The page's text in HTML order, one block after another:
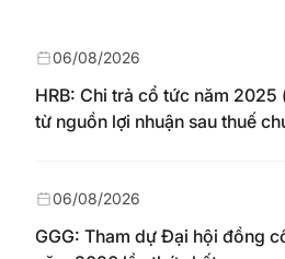
HRB: Chi trả cổ tức năm
từ nguồn lợi nhuận sau thuế
ngày 04/08/2026
06/08/2026
GGG: Tham dự Đại hội đồng
06/08/2026